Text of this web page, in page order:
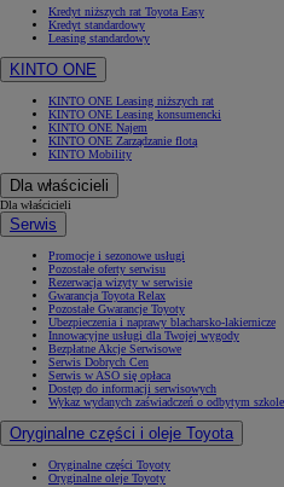
Kredyt niższych rat Toyota Easy
Kredyt standardowy
Leasing standardowy
KINTO ONE
KINTO ONE Leasing niższych rat
KINTO ONE Leasing konsumencki
KINTO ONE Najem
KINTO ONE Zarządzanie flotą
KINTO Mobility
Dla właścicieli
Dla właścicieli
Serwis
Promocje i sezonowe usługi
Pozostałe oferty serwisu
Rezerwacja wizyty w serwisie
Gwarancja Toyota Relax
Pozostałe Gwarancje Toyoty
Ubezpieczenia i naprawy blacharsko-lakiernicze
Innowacyjne usługi dla Twojej wygody
Bezpłatne Akcje Serwisowe
Serwis Dobrych Cen
Serwis w ASO się opłaca
Dostęp do informacji serwisowych
Wykaz wydanych zaświadczeń o odbytym
Oryginalne części i oleje Toyota
Oryginalne części Toyoty
Oryginalne oleje Toyoty